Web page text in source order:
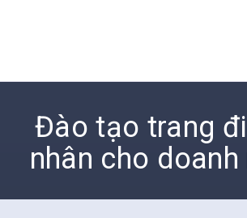
Đào tạo trang
nhân cho doanh